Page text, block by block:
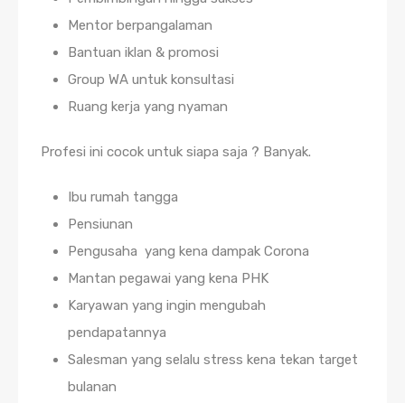
Mentor berpangalaman
Bantuan iklan & promosi
Group WA untuk konsultasi
Ruang kerja yang nyaman
Profesi ini cocok untuk siapa saja ? Banyak.
Ibu rumah tangga
Pensiunan
Pengusaha yang kena dampak Corona
Mantan pegawai yang kena PHK
Karyawan yang ingin mengubah
pendapatannya
Salesman yang selalu stress kena tekan target
bulanan